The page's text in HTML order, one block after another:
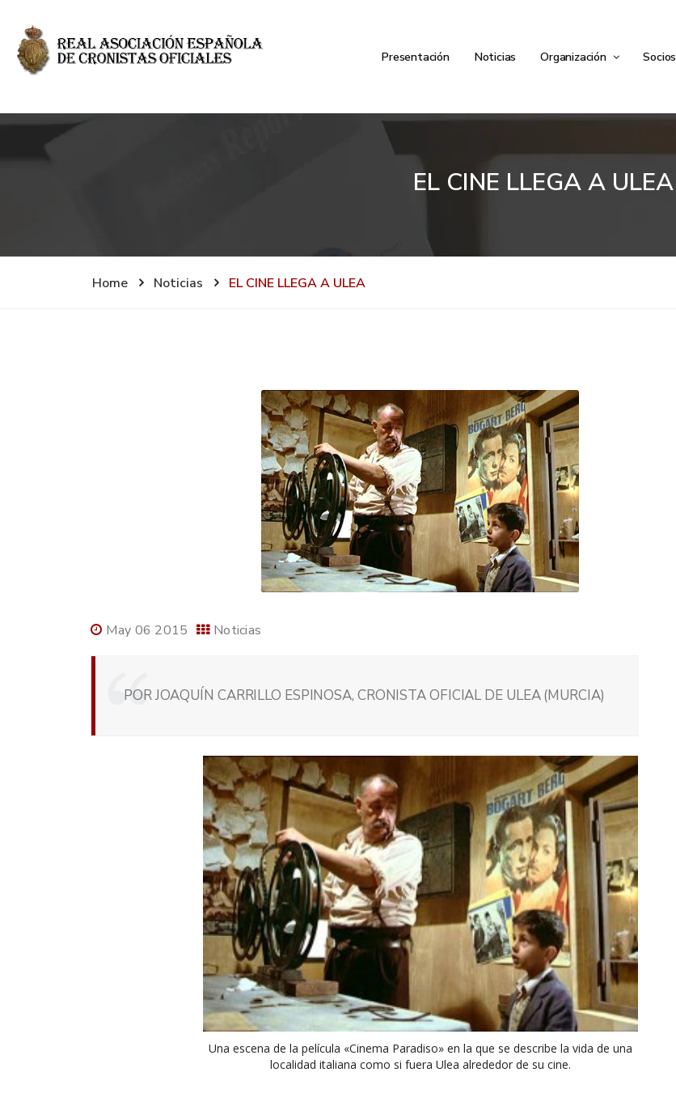
Presentación Noticias Organización Socios
EL CINE LLEGA A ULEA
Home Noticias EL CINE LLEGA A ULEA
May 06 2015 Noticias
POR JOAQUÍN CARRILLO ESPINOSA, CRONISTA OFICIAL DE ULEA (MURCIA)
Una escena de la película «Cinema Paradiso» en la que se describe la vida de una
localidad italiana como si fuera Ulea alrededor de su cine.